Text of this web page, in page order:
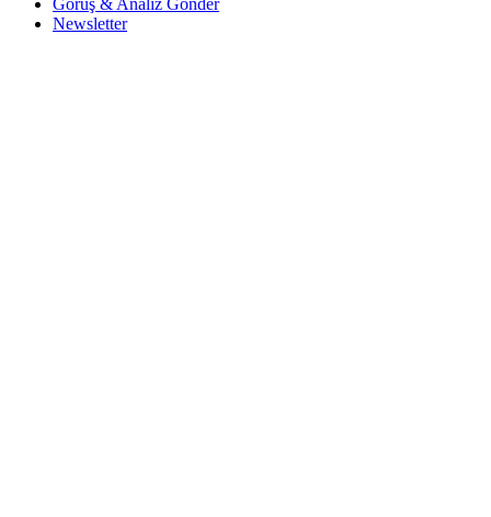
Görüş & Analiz Gönder
Newsletter